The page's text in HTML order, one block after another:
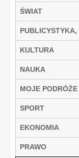
ŚWIAT
PUBLICYSTYKA,
KULTURA
NAUKA
MOJE PODRÓŻE
SPORT
EKONOMIA
PRAWO